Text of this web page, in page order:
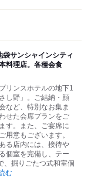
サンシャインシティ
料理店。各種会食
リンスホテルの地下1
し野」。ご結納・顔
など、特別なお集ま
せた会席プランをご
す。また、ご宴席に
用意もございます。
る店内には、接待や
個室を完備し、テー
、掘りごたつ式和室個
む